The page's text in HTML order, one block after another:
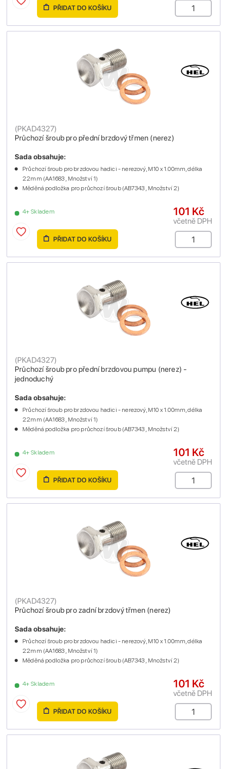
PŘIDAT DO KOŠÍKU
Průchozí šroub pro přední brzdový třmen (nerez)
(PKAD4327)
4+ Skladem
Sada obsahuje:
Průchozí šroub pro brzdovou hadici - nerezový, M10 x 1.00mm, délka
22mm (AA1683 , Množství 1)
Měděná podložka pro průchozí šroub (AB7343 , Množství 2)
101 Kč
včetně DPH
PŘIDAT DO KOŠÍKU
Průchozí šroub pro přední brzdovou pumpu (nerez) -
jednoduchý
(PKAD4327)
4+ Skladem
Sada obsahuje:
Průchozí šroub pro brzdovou hadici - nerezový, M10 x 1.00mm, délka
22mm (AA1683 , Množství 1)
Měděná podložka pro průchozí šroub (AB7343 , Množství 2)
101 Kč
včetně DPH
PŘIDAT DO KOŠÍKU
Průchozí šroub pro zadní brzdový třmen (nerez)
(PKAD4327)
4+ Skladem
Sada obsahuje:
Průchozí šroub pro brzdovou hadici - nerezový, M10 x 1.00mm, délka
22mm (AA1683 , Množství 1)
Měděná podložka pro průchozí šroub (AB7343 , Množství 2)
101 Kč
včetně DPH
PŘIDAT DO KOŠÍKU